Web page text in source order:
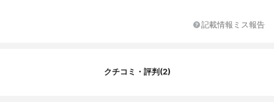
ズ花エキス、リンゴ果実培養細胞エキス、
油、イランイラン花油、ベルガモット果実
記載情報ミス報告
クチコミ・評判(2)